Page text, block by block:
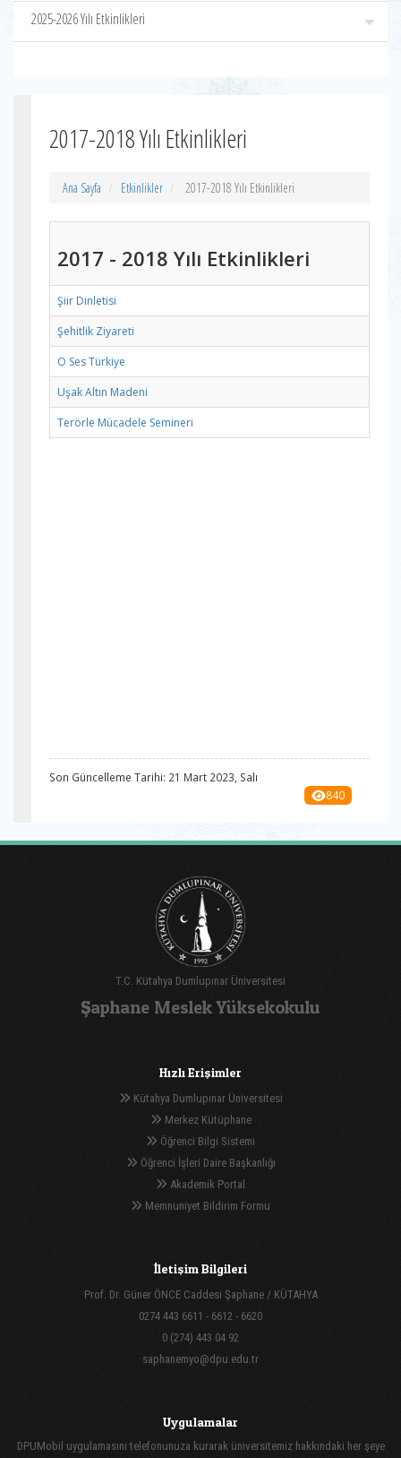
2025-2026 Yılı Etkinlikleri
2017-2018 Yılı Etkinlikleri
Ana Sayfa Etkinlikler 2017-2018 Yılı Etkinlikleri
2017 - 2018 Yılı Etkinlikleri
Şiir Dinletisi
Şehitlik Ziyareti
O Ses Türkiye
Uşak Altın Madeni
Terörle Mücadele Semineri
Son Güncelleme Tarihi: 21 Mart 2023, Salı
840
T.C. Kütahya Dumlupınar Üniversitesi
Şaphane Meslek Yüksekokulu
Hızlı Erişimler
Kütahya Dumlupınar Üniversitesi
Merkez Kütüphane
Öğrenci Bilgi Sistemi
Öğrenci İşleri Daire Başkanlığı
Akademik Portal
Memnuniyet Bildirim Formu
İletişim Bilgileri
Prof. Dr. Güner ÖNCE Caddesi Şaphane / KÜTAHYA
0274 443 6611 - 6612 - 6620
0 (274) 443 04 92
saphanemyo@dpu.edu.tr
Uygulamalar
DPUMobil uygulamasını telefonunuza kurarak üniversitemiz hakkındaki her şeye